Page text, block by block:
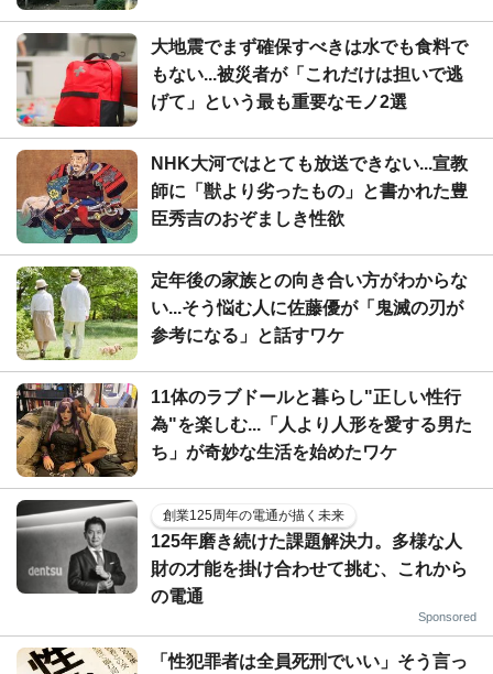
大地震でまず確保すべきは水でも食料で
もない...被災者が「これだけは担いで逃
げて」という最も重要なモノ2選
NHK大河ではとても放送できない...宣教
師に「獣より劣ったもの」と書かれた豊
臣秀吉のおぞましき性欲
定年後の家族との向き合い方がわからな
い...そう悩む人に佐藤優が「鬼滅の刃が
参考になる」と話すワケ
11体のラブドールと暮らし"正しい性行
為"を楽しむ...「人より人形を愛する男た
ち」が奇妙な生活を始めたワケ
創業125周年の電通が描く未来
125年磨き続けた課題解決力。多様な人
財の才能を掛け合わせて挑む、これから
の電通
Sponsored
「性犯罪者は全員死刑でいい」そう言っ